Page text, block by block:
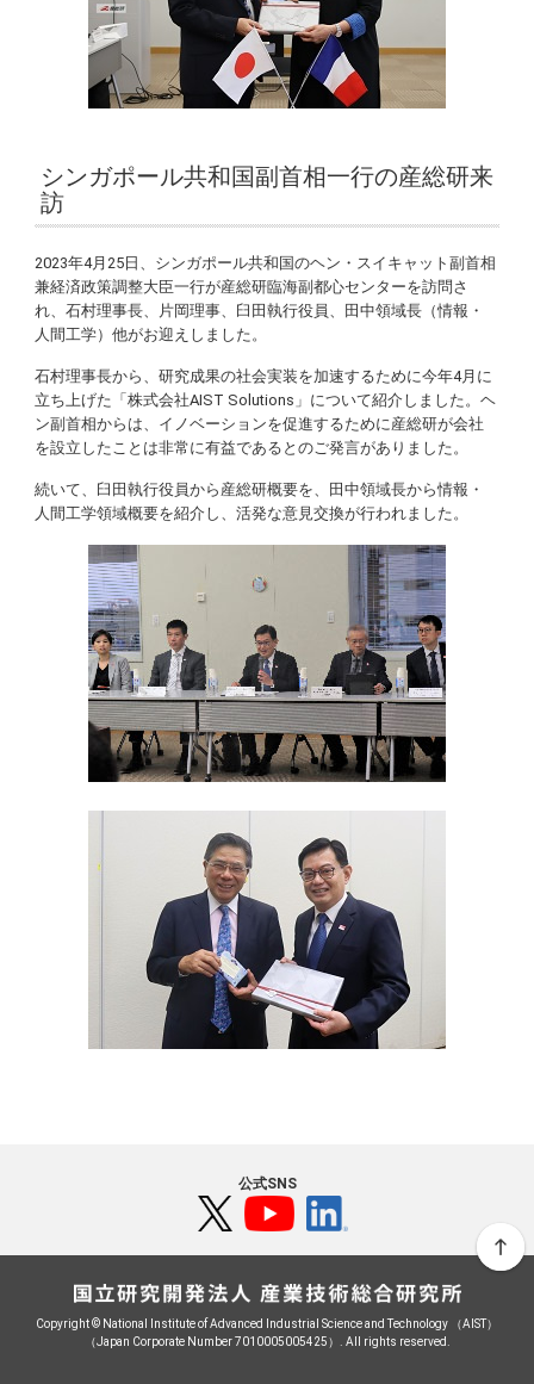
シンガポール共和国副首相一行の産総研来
訪
2023年4月25日、シンガポール共和国のヘン・スイキャット副首相
兼経済政策調整大臣一行が産総研臨海副都心センターを訪問さ
れ、石村理事長、片岡理事、臼田執行役員、田中領域長（情報・
人間工学）他がお迎えしました。
石村理事長から、研究成果の社会実装を加速するために今年4月に
立ち上げた「株式会社AIST Solutions」について紹介しました。ヘ
ン副首相からは、イノベーションを促進するために産総研が会社
を設立したことは非常に有益であるとのご発言がありました。
続いて、臼田執行役員から産総研概要を、田中領域長から情報・
人間工学領域概要を紹介し、活発な意見交換が行われました。
公式SNS
Copyright © National Institute of Advanced Industrial Science and Technology （AIST）
（Japan Corporate Number 7010005005425）. All rights reserved.